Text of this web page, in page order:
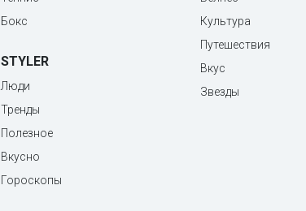
Бокс
STYLER
Люди
Тренды
Полезное
Вкусно
Гороскопы
Культура
Путешествия
Вкус
Звезды